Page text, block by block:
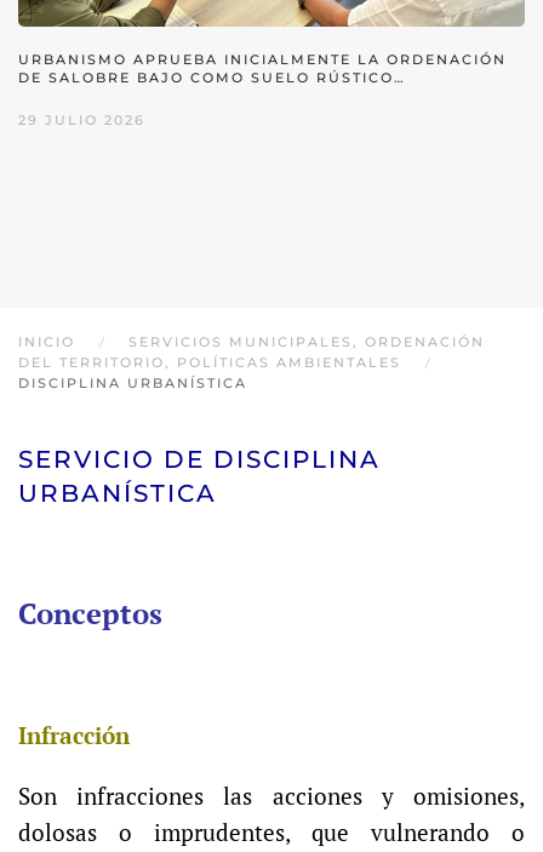
URBANISMO APRUEBA INICIALMENTE LA ORDENACIÓN
DE SALOBRE BAJO COMO SUELO RÚSTICO…
29 JULIO 2026
INICIO
SERVICIOS MUNICIPALES, ORDENACIÓN
DEL TERRITORIO, POLÍTICAS AMBIENTALES
DISCIPLINA URBANÍSTICA
SERVICIO DE DISCIPLINA
URBANÍSTICA
Conceptos
Infracción
Son infracciones las acciones y omisiones,
dolosas o imprudentes, que vulnerando o